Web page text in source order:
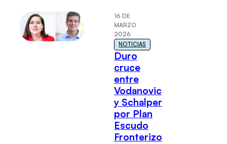
16 DE
MARZO
2026
NOTICIAS
Duro
cruce
entre
Vodanovic
y Schalper
por Plan
Escudo
Fronterizo